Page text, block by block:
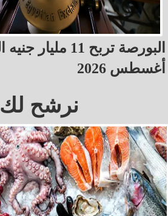
أغسطس 2026
نرشح لك